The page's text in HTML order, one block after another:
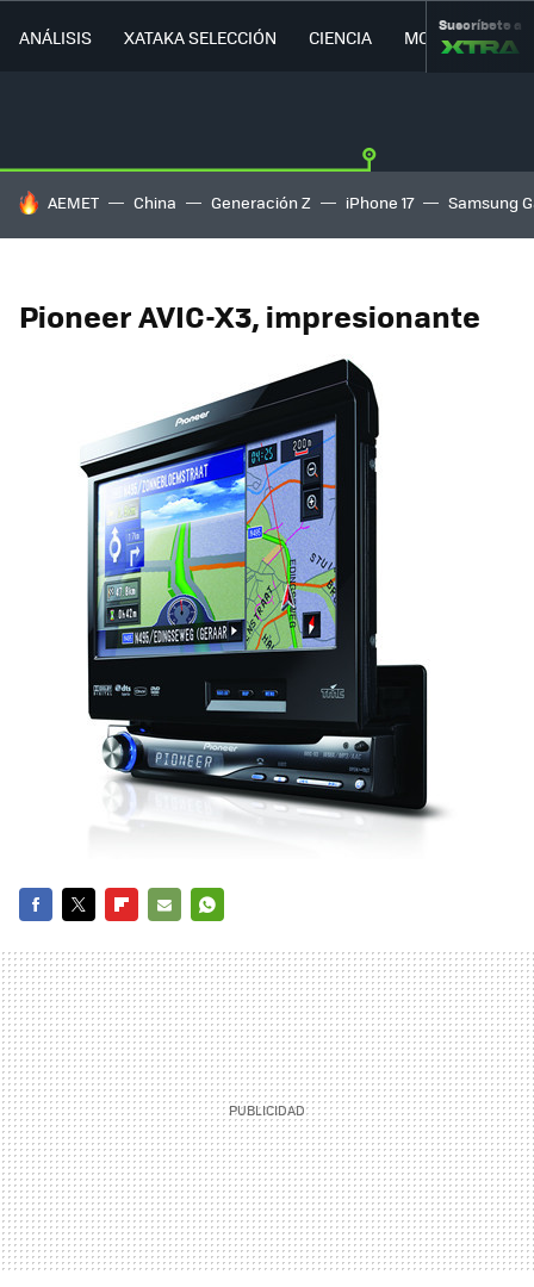
ANÁLISIS XATAKA SELECCIÓN CIENCIA MOVILIDAD
Suscríbete a
HOY SE HABLA DE
AEMET China Generación Z iPhone 17 Samsung
Pioneer AVIC-X3, impresionante
MAIL